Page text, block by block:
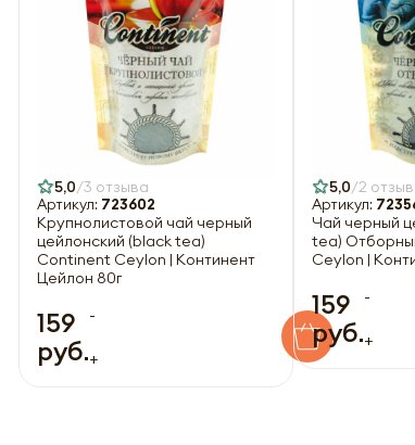
5,0 3 отзыва
Артикул: 723602
Крупнолистовой чай черный
цейлонский (black tea)
Continent Ceylon | Континент
Цейлон 80г
159
руб.
-
+
5,0 2
Артикул:
Чай черный
tea)
Ceylon |
159
руб.
-
+